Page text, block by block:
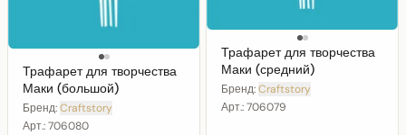
Трафарет для творчества
Маки (большой)
Бренд:Craftstory
Арт.:706080
Трафарет для творчества
Маки (средний)
Бренд:Craftstory
Арт.:706079